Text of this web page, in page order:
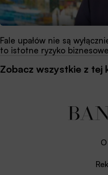
Fale upałów nie są
to istotne ryzyko biznesowe
Zobacz wszystkie z tej